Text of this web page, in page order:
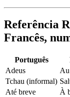
Referência
Francês,
Português
Adeus
Tchau (informal)
Até breve
À